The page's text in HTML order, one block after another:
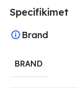
Specifikimet
Brand
BRAND